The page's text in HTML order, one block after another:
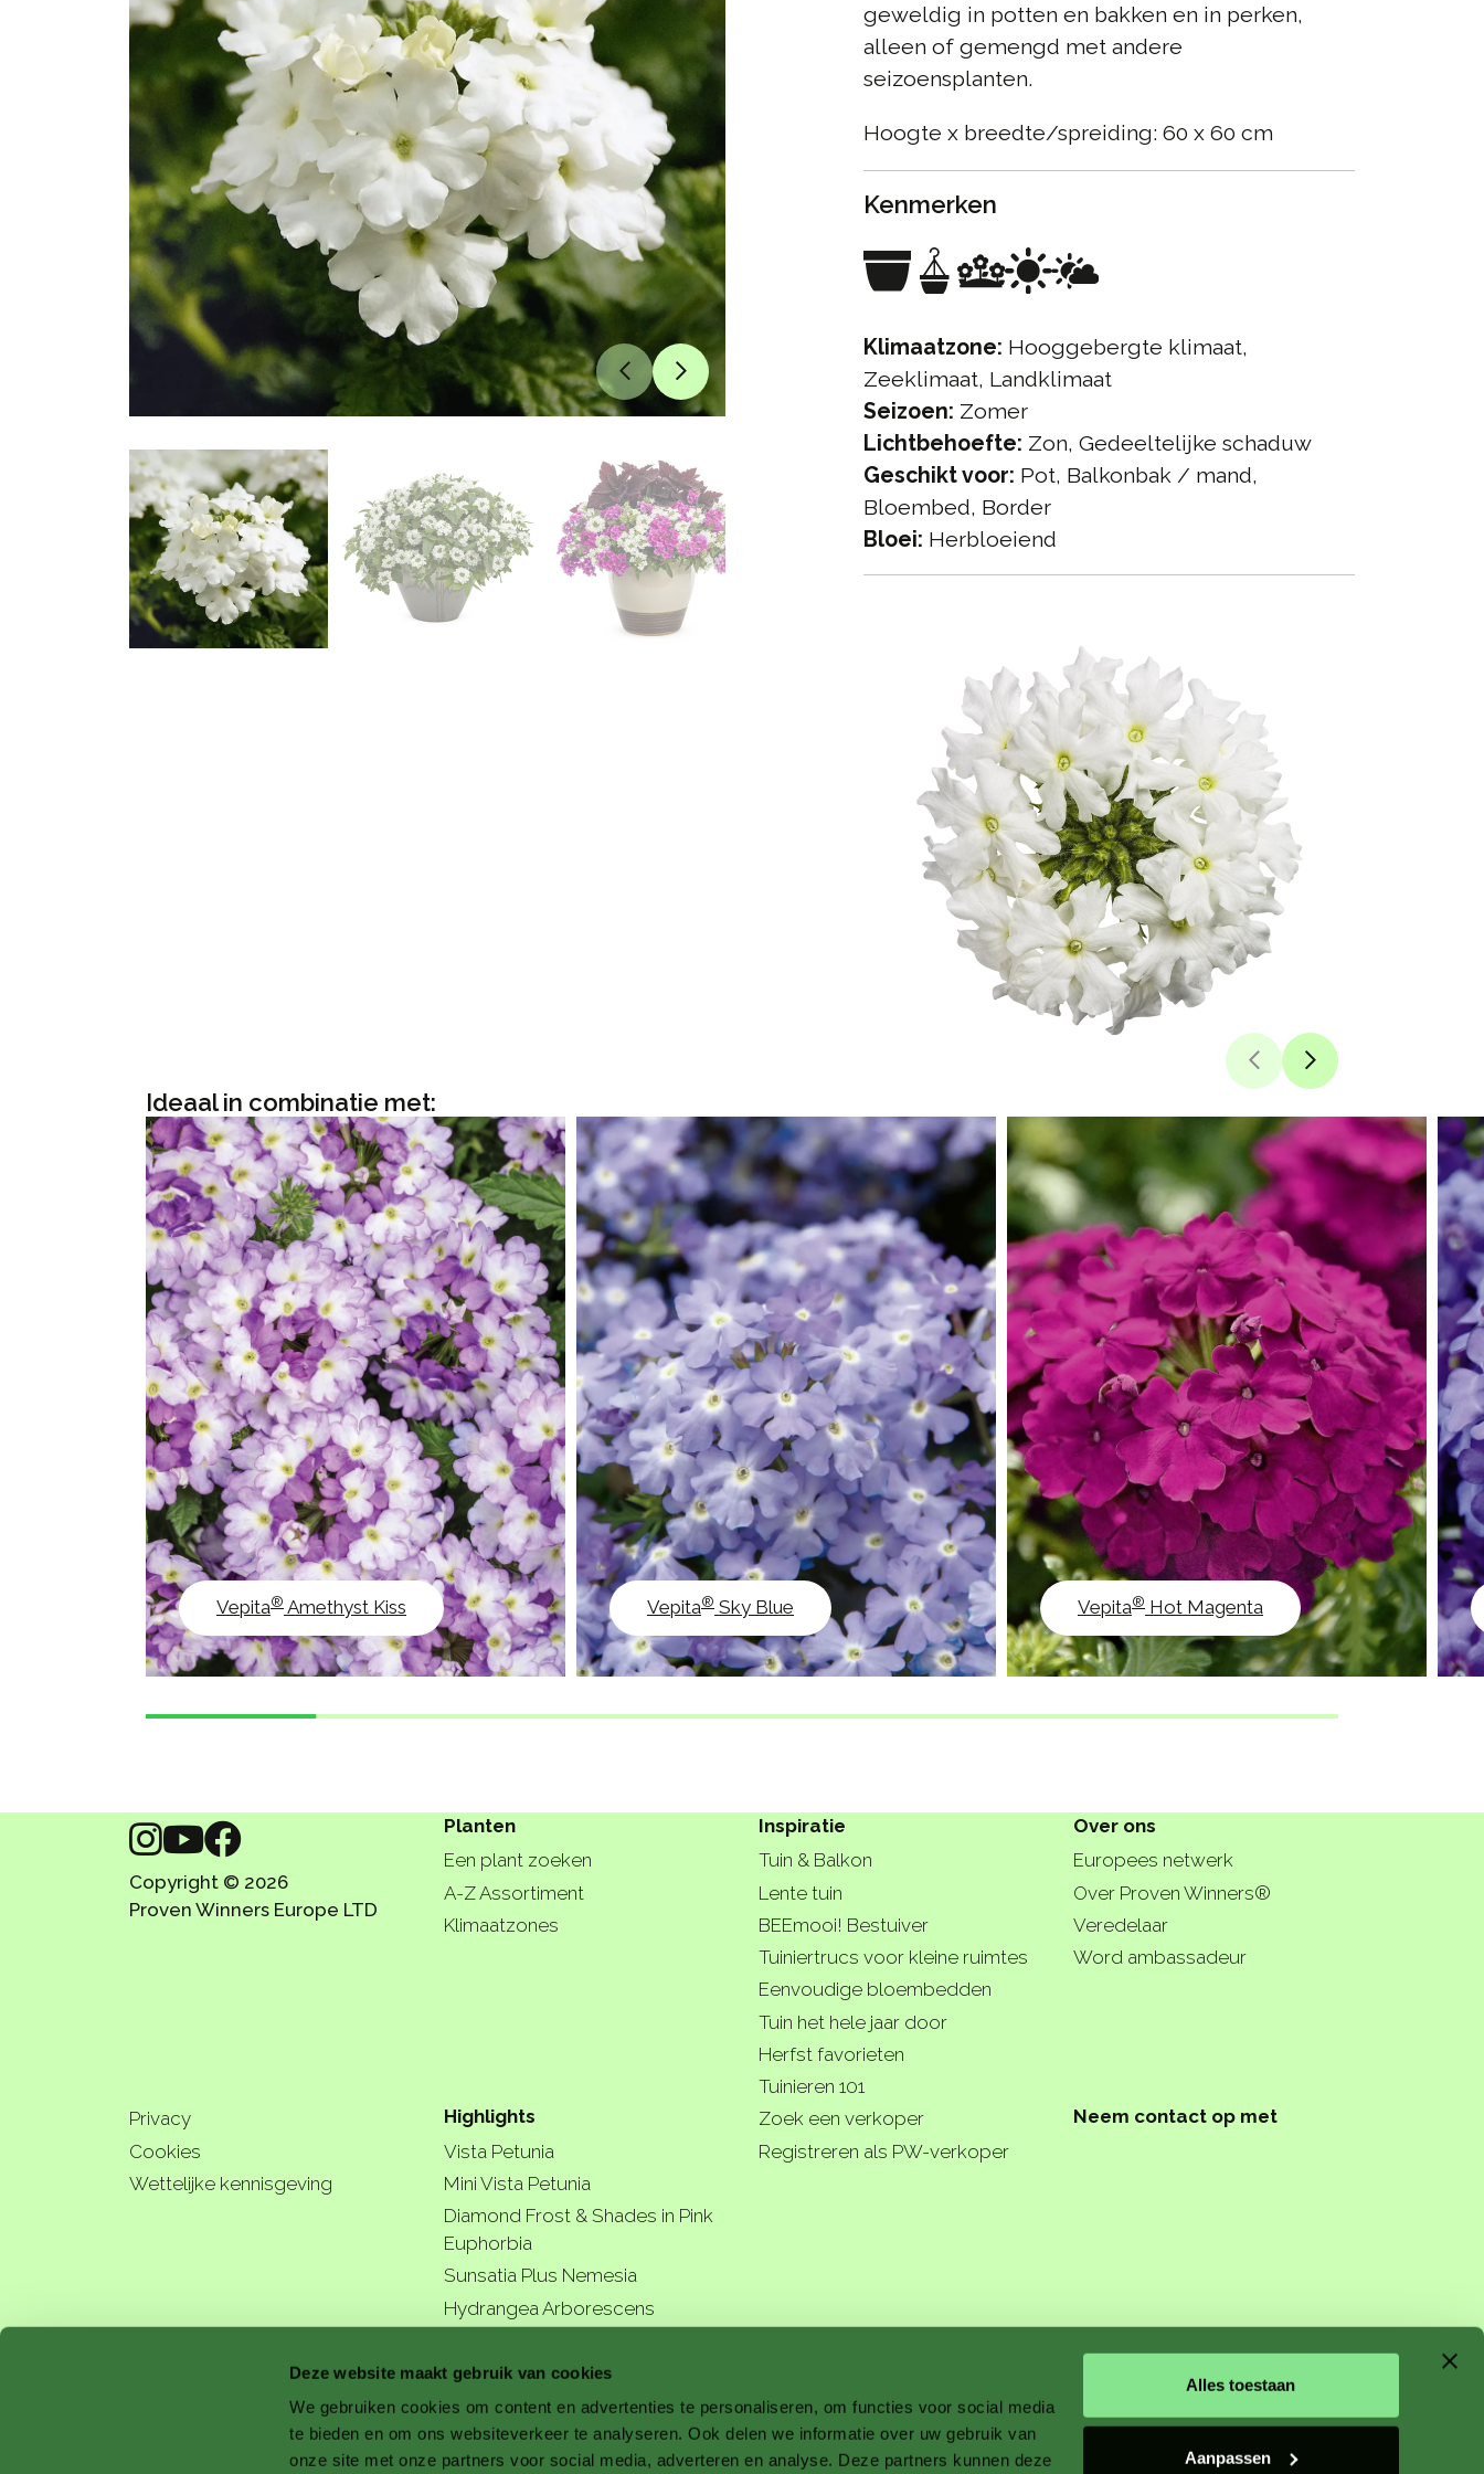
Deze website maakt gebruik van cookies
We gebruiken cookies om content en advertenties te personaliseren, om functies voor social media
te bieden en om ons websiteverkeer te analyseren. Ook delen we informatie over uw gebruik van
onze site met onze partners voor social media, adverteren en analyse. Deze partners kunnen deze
Alles toestaan
Aanpassen
geweldig in potten en bakken en in perken,
alleen of gemengd met andere
seizoensplanten.
Hoogte x breedte/spreiding: 60 x 60 cm
Kenmerken
Klimaatzone: Hooggebergte klimaat,
Zeeklimaat, Landklimaat
Seizoen: Zomer
Lichtbehoefte: Zon, Gedeeltelijke schaduw
Geschikt voor: Pot, Balkonbak / mand,
Bloembed, Border
Bloei: Herbloeiend
Ideaal in combinatie met:
Vepita® Amethyst Kiss Vepita® Sky Blue Vepita® Hot Magenta
Copyright © 2026
Proven Winners Europe LTD
Planten
Een plant zoeken
A-Z Assortiment
Klimaatzones
Inspiratie
Tuin & Balkon
Lente tuin
BEEmooi! Bestuiver
Tuiniertrucs voor kleine ruimtes
Eenvoudige bloembedden
Tuin het hele jaar door
Herfst favorieten
Tuinieren 101
Over ons
Europees netwerk
Over Proven Winners®
Veredelaar
Word ambassadeur
Privacy
Cookies
Wettelijke kennisgeving
Highlights
Vista Petunia
Mini Vista Petunia
Diamond Frost & Shades in Pink
Euphorbia
Sunsatia Plus Nemesia
Hydrangea Arborescens
Zoek een verkoper
Registreren als PW-verkoper
Neem contact op met
a better garden starts